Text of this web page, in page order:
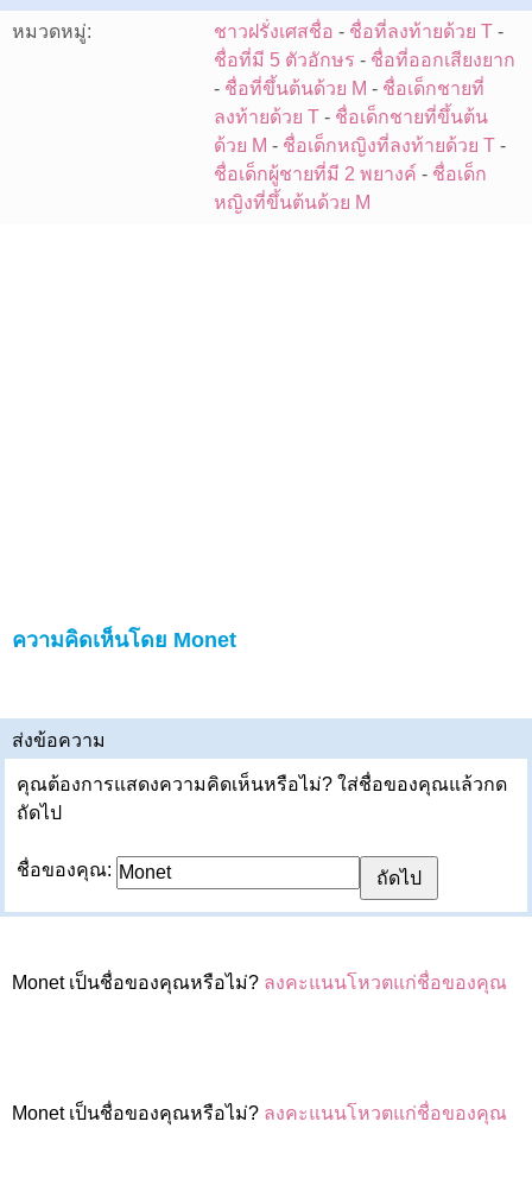
หมวดหมู่: ชาวฝรั่งเศสชื่อ - ชื่อที่ลงท้ายด้วย T -
ชื่อที่มี 5 ตัวอักษร - ชื่อที่ออกเสียงยาก
- ชื่อที่ขึ้นต้นด้วย M - ชื่อเด็กชายที่
ลงท้ายด้วย T - ชื่อเด็กชายที่ขึ้นต้น
ด้วย M - ชื่อเด็กหญิงที่ลงท้ายด้วย T -
ชื่อเด็กผู้ชายที่มี 2 พยางค์ - ชื่อเด็ก
หญิงที่ขึ้นต้นด้วย M
ความคิดเห็นโดย Monet
ส่งข้อความ
คุณต้องการแสดงความคิดเห็นหรือไม่? ใส่ชื่อของคุณแล้วกด
ถัดไป
ชื่อของคุณ:
Monet เป็นชื่อของคุณหรือไม่? ลงคะแนนโหวตแก่ชื่อของคุณ
Monet เป็นชื่อของคุณหรือไม่? ลงคะแนนโหวตแก่ชื่อของคุณ